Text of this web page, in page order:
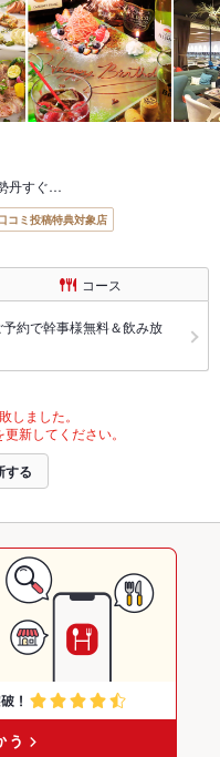
丹すぐ…
コミ投稿特典対象店
コース
約で幹事様無料＆飲み放
しました。
新してください。
する